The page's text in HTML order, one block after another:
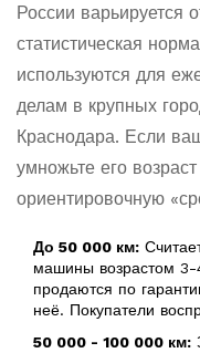
России варьируется
статистическая
используются для
делам в крупных
Краснодара. Если
умножьте его
ориентировочную
До 50 000 км:
машины возрастом 3-
продаются по
неё. Покупатели
50 000 - 100 000 км: